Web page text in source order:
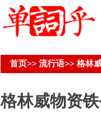
首页>> 流行语>> 格林
格林威物资